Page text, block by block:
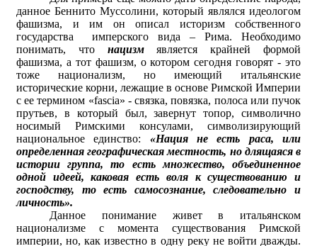
данное Беннито Муссолини, который являлся идеологом
фашизма, и им он описал историзм собственного
государства имперского вида – Рима. Необходимо
понимать, что нацизмявляется крайней формой
фашизма, а тот фашизм, о котором сегодня говорят - это
тоже национализм, но имеющий итальянские
исторические корни, лежащие в основе Римской Империи
с ее термином «fascia» - связка, повязка, полоса или пучок
прутьев, в который был, завернут топор, символично
носимый Римскими консулами, символизирующий
национальное единство: «Нация не есть раса, или
определенная географическая местность, но длящаяся в
истории группа, то есть множество, объединенное
одной идеей, каковая есть воля к существованию и
господству, то есть самосознание, следовательно и
личность».
Данное понимание живет в итальянском
национализме с момента существования Римской
империи, но, как известно в одну реку не войти дважды.